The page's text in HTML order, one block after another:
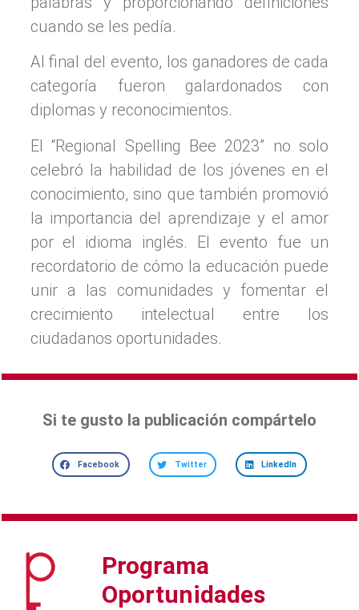
cuando se les pedía.
Al final del evento, los ganadores de cada
categoría fueron galardonados con
diplomas y reconocimientos.
El “Regional Spelling Bee 2023” no solo
celebró la habilidad de los jóvenes en el
conocimiento, sino que también promovió
la importancia del aprendizaje y el amor
por el idioma inglés. El evento fue un
recordatorio de cómo la educación puede
unir a las comunidades y fomentar el
crecimiento intelectual entre los
ciudadanos oportunidades.
Si te gusto la publicación compártelo
Facebook Twitter LinkedIn
Programa
Oportunidades